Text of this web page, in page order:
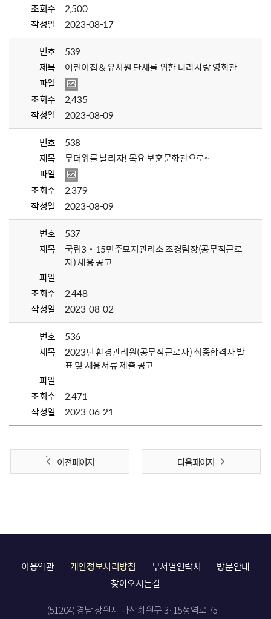
조회수
2,500
작성일
2023-08-17
번호
539
제목
어린이집 & 유치원 단체를 위한 나라사랑 영화관
파일
조회수
2,435
작성일
2023-08-09
번호
538
제목
무더위를 날리자! 목요 보훈문화관으로~
파일
조회수
2,379
작성일
2023-08-09
번호
537
제목
국립3˙15민주묘지관리소 조경팀장(공무직근로
자) 채용 공고
파일
조회수
2,448
작성일
2023-08-02
번호
536
제목
2023년 환경관리원(공무직근로자) 최종합격자 발
표 및 채용서류 제출 공고
파일
조회수
2,471
작성일
2023-06-21
이전 페이지 다음 페이지
이용약관 개인정보처리방침 부서별연락처
방문안내
찾아오시는길
(51204) 경남 창원시 마산회원구 3·15성역로 75